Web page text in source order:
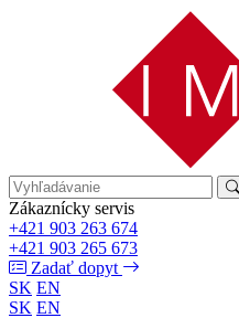
Zákaznícky servis
+421 903 263 674
+421 903 265 673
Zadať dopyt
SK EN
SK EN